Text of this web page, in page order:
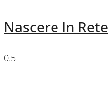
Nascere In Rete